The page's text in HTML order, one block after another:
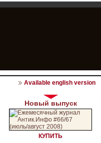
Available english version
Новый выпуск
КУПИТЬ